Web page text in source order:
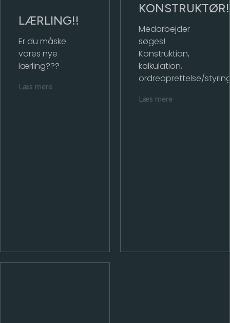
LÆRLING!!
Er du måske
vores nye
lærling???
Læs mere
KONSTRUKTØR!
Medarbejder
søges!
Konstruktion,
kalkulation,
ordreoprettelse/
Læs mere